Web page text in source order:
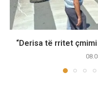
“Derisa të rritet